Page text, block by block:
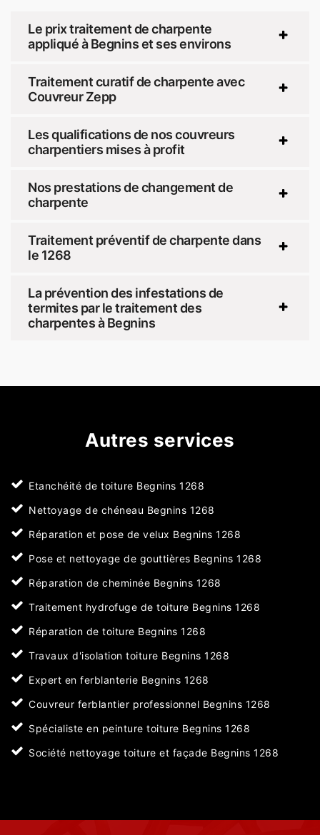
Le prix traitement de charpente
appliqué à Begnins et ses environs
Traitement curatif de charpente avec
Couvreur Zepp
Les qualifications de nos couvreurs
charpentiers mises à profit
Nos prestations de changement de
charpente
Traitement préventif de charpente dans
le 1268
La prévention des infestations de
termites par le traitement des
charpentes à Begnins
Autres services
Etanchéité de toiture Begnins 1268
Nettoyage de chéneau Begnins 1268
Réparation et pose de velux Begnins 1268
Pose et nettoyage de gouttières Begnins 1268
Réparation de cheminée Begnins 1268
Traitement hydrofuge de toiture Begnins 1268
Réparation de toiture Begnins 1268
Travaux d'isolation toiture Begnins 1268
Expert en ferblanterie Begnins 1268
Couvreur ferblantier professionnel Begnins 1268
Spécialiste en peinture toiture Begnins 1268
Société nettoyage toiture et façade Begnins 1268